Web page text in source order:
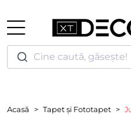
Cine caută, găsește!
Acasă Tapet și Fototapet